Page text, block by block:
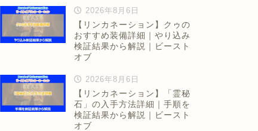
2026年8月6日
【リンカネーション】クゥの
おすすめ装備詳細｜やり込み
検証結果から解説｜ビースト
オブ
2026年8月6日
【リンカネーション】「霊秘
石」の入手方法詳細｜手順を
検証結果から解説｜ビースト
オブ